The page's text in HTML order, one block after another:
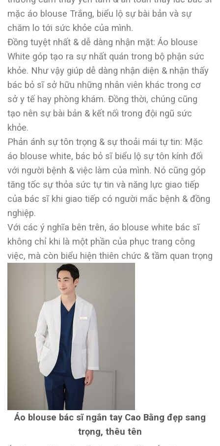
mặc áo blouse Trắng, biểu lộ sự bài bản và sự
chăm lo tới sức khỏe của mình.
Đồng tuyệt nhất & dễ dàng nhận mặt: Áo blouse
White góp tạo ra sự nhất quán trong bộ phận sức
khỏe. Như vậy giúp dễ dàng nhận diện & nhận thấy
bác bỏ sĩ sở hữu những nhân viên khác trong cơ
sở y tế hay phòng khám. Đồng thời, chúng cũng
tạo nên sự bài bản & kết nối trong đội ngũ sức
khỏe.
Phản ánh sự tôn trọng & sự thoải mái tự tin: Mặc
áo blouse white, bác bỏ sĩ biểu lộ sự tôn kính đối
với người bệnh & việc làm của mình. Nó cũng góp
tăng tốc sự thỏa sức tự tin và năng lực giao tiếp
của bác sĩ khi giao tiếp có người mắc bệnh & đồng
nghiệp.
Với các ý nghĩa bên trên, áo blouse white bác sĩ
không chỉ khi là một phần của phục trang công
việc, mà còn biểu hiện thiên chức & tầm quan trọng
Áo blouse bác sĩ ngắn tay Cao Bằng đẹp sang
trọng, thêu tên